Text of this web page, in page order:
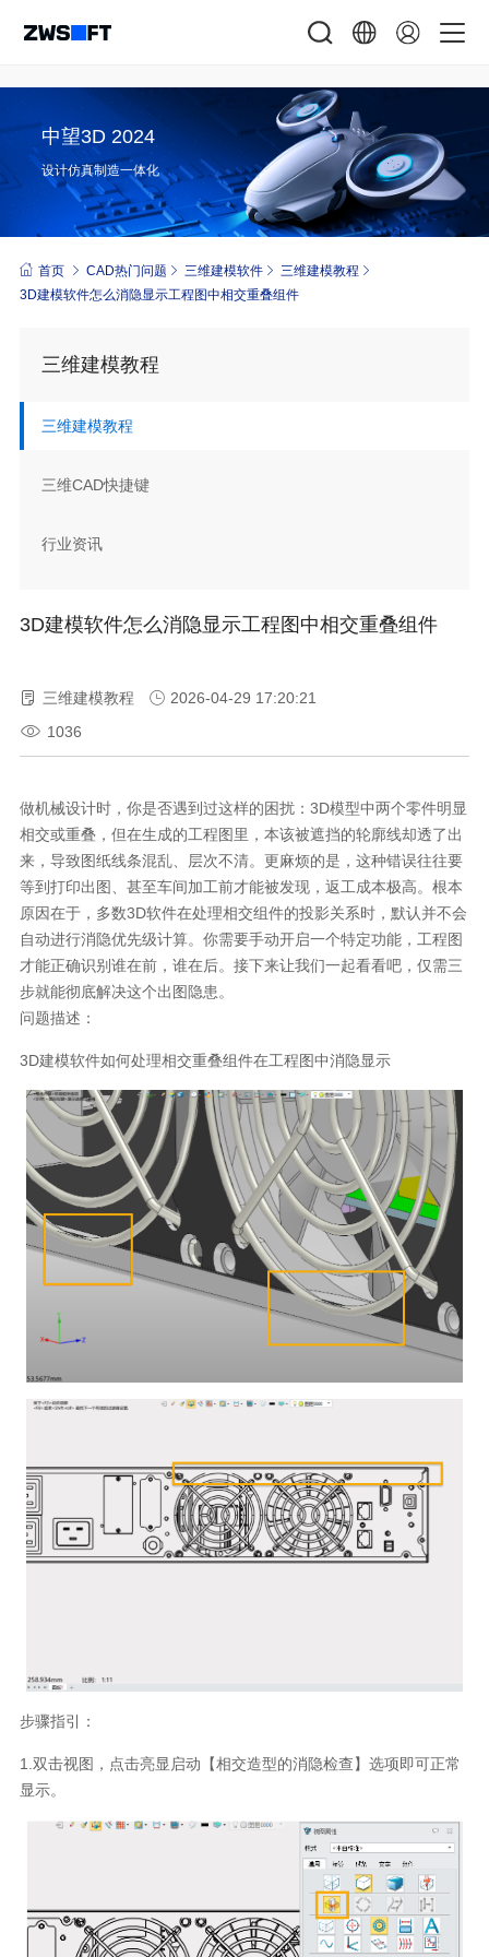
中望3D 2024
设计仿真制造一体化
首页 CAD热门问题 三维建模软件
三维建模教程
3D建模软件怎么消隐显示工程图中相交重叠组件
三维建模教程
三维建模教程
三维CAD快捷键
行业资讯
3D建模软件怎么消隐显示工程图中相交重叠组件
三维建模教程
2026-04-29 17:20:21
1036
做机械设计时，你是否遇到过这样的困扰：3D模型中两个零件明显
相交或重叠，但在生成的工程图里，本该被遮挡的轮廓线却透了出
来，导致图纸线条混乱、层次不清。更麻烦的是，这种错误往往要
等到打印出图、甚至车间加工前才能被发现，返工成本极高。根本
原因在于，多数3D软件在处理相交组件的投影关系时，默认并不会
自动进行消隐优先级计算。你需要手动开启一个特定功能，工程图
才能正确识别谁在前，谁在后。接下来让我们一起看看吧，仅需三
步就能彻底解决这个出图隐患。
问题描述：
3D建模软件如何处理相交重叠组件在工程图中消隐显示
步骤指引：
1.双击视图，点击亮显启动【相交造型的消隐检查】选项即可正常
显示。